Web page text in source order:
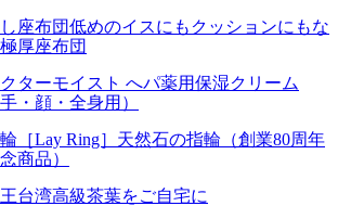
座布団低めのイスにもクッションにもな
厚座布団
クターモイスト へパ薬用保湿クリーム
手・顔・全身用）
［Lay Ring］ 天然石の指輪（創業80周年
商品）
台湾高級茶葉をご自宅に